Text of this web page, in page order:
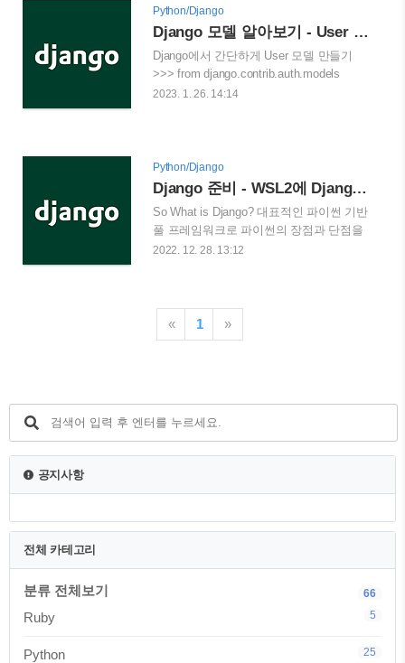
ORM..
Python Developers Survey에 따르면
Django와 Flask 모두 인기있는 파이썬 웹
프레임워크이다. 장고가 전통적으로 아주
인기있는 파이썬 웹 프레임워크라면, 플라
스크는 탑을 노리기 위해 장고 몇여년 동
안 따라갔다. 그다지 놀랍지 않은 트렌드
Python/Django
Django 모델 알아보기 - User 모델 및 커스터마이징
Django에서 간단하게 User 모델 만들기
>>> from django.contrib.auth.models
import User >>> user =
has already been saved # to the database.
You can continue to change its attributes #
if you want to change other fields. >>>
user.last_name = 'Lennon' >>> user.save()
일단 기본적인 장고의 User모델은
django...
2023. 1. 26. 14:14
Python/Django
Django 준비 - WSL2에 Django 설치하기, MVC, MVT알아보기
So What is Django? 대표적인 파이썬 기반
풀 프레임워크로 파이썬의 장점과 단점을
모두 반영하고 있는 극단적인 장단점을 가
에 대한 한정적인 스피드가 나와서 단점이
라고도 볼 수 있다. 그러면 이 글에서는 간
MVC 패턴은 많이들 들어보셨을 패턴이다.
2022. 12. 28. 13:12
« 1 »
공지사항
전체 카테고리
분류 전체보기 66
Ruby 5
Python 25